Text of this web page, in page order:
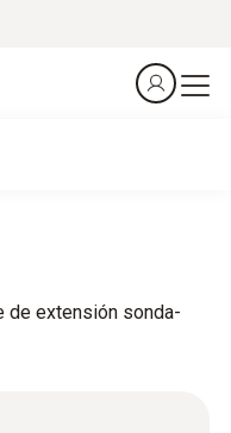
de extensión sonda-